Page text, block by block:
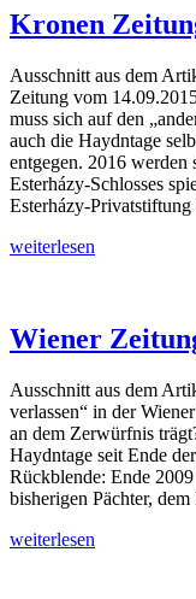
Kronen
Ausschnitt aus dem
Zeitung vom
muss sich auf den
auch die Haydntage
entgegen. 2016 werden
Esterházy-Schlosses
Esterházy-
Kronen
weiterlesen
Wiener
Ausschnitt aus dem
verlassen“ in der
an dem Zerwürfnis
Haydntage seit Ende
Rückblende: Ende
bisherigen Pächter,
Wiener
weiterlesen